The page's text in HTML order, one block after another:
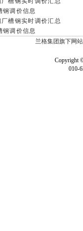
钢调价信息
槽钢实时调价汇总
钢调价信息
兰格集团旗下网站
Copyright
010-